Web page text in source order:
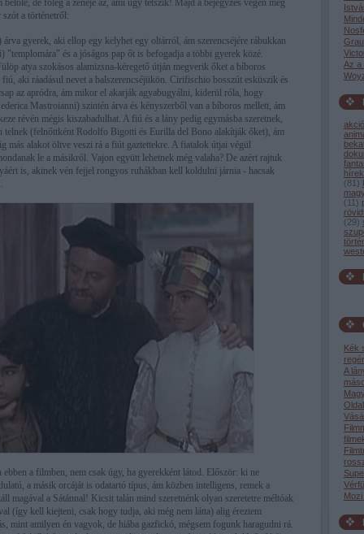
Az a
akció
hírek
(81 )
(11 )
(29)
Kék
A
Oldal
belőle, de főleg a zenéje az, ami úgy tetszik! Majd a bejegyzés végén meg
szót a történetről:
gyerek, aki ellop egy kelyhet egy oltárról, ám szerencséjére rábukkan
és a jóságos pap őt is befogadja a többi gyerek közé.
atya szokásos alamizsna-kéregető útján megverik őket a bíboros
aki ráadásul nevet a balszerencséjükön. Cirifischio bosszút esküszik és
az apródra, ám mikor el akarják agyabugyálni, kiderül róla, hogy
Mastroianni) szintén árva és kényszerből van a bíboros mellett, ám
révén mégis kiszabadulhat. A fiú és a lány pedig egymásba szeretnek,
telnek (felnőttként Rodolfo Bigotti és Eurilla del Bono alakítják őket), ám
más alakot öltve veszi rá a fiút gaztettekre. A fiatalok útjai végül
le a másikról. Vajon együtt lehetnek még valaha? De azért rajtuk
is, akinek vén fejjel rongyos ruhákban kell koldulni járnia - hacsak
a filmben, nem csak úgy, ha gyerekként látod. Először: ki ne
a másik orcáját is odatartó típus, ám közben intelligens, remek a
magával a Sátánnal! Kicsit talán mind szeretnénk olyan szeretetre méltóak
(így kell kiejteni, csak hogy tudja, aki még nem látta) alig éreztem
mint amilyen én vagyok, de hiába gazfickó, mégsem fogunk haragudni rá.